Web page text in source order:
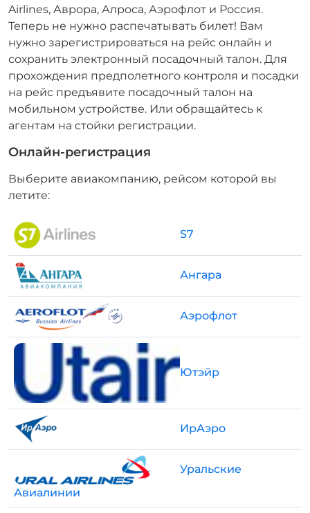
Airlines, Аврора, Алроса, Аэрофлот и Россия.
Теперь не нужно распечатывать билет! Вам
нужно зарегистрироваться на рейс онлайн и
сохранить электронный посадочный талон. Для
прохождения предполетного контроля и посадки
на рейс предъявите посадочный талон на
мобильном устройстве. Или обращайтесь к
агентам на стойки регистрации.
Онлайн-регистрация
Выберите авиакомпанию, рейсом которой вы
летите:
S7
Ангара
Аэрофлот
Ютэйр
ИрАэро
Уральские
Авиалинии